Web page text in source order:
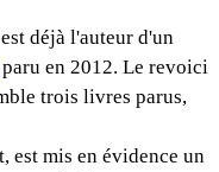
déjà l'auteur d'un
paru en 2012. Le revoici
trois livres parus,
est mis en évidence un